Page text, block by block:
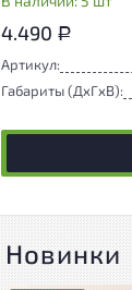
4.490 Р
Артикул:
Габариты (ДxГxВ):
Новинки